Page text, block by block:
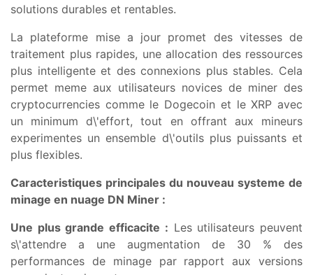
solutions durables et rentables.
La plateforme mise a jour promet des vitesses de
traitement plus rapides, une allocation des ressources
plus intelligente et des connexions plus stables. Cela
permet meme aux utilisateurs novices de miner des
cryptocurrencies comme le Dogecoin et le XRP avec
un minimum d\'effort, tout en offrant aux mineurs
experimentes un ensemble d\'outils plus puissants et
plus flexibles.
Caracteristiques principales du nouveau systeme de
minage en nuage DN Miner :
Une plus grande efficacite : Les utilisateurs peuvent
s\'attendre a une augmentation de 30 % des
performances de minage par rapport aux versions